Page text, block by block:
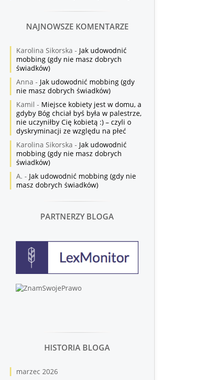
NAJNOWSZE KOMENTARZE
Karolina Sikorska - Jak udowodnić
mobbing (gdy nie masz dobrych
świadków)
Anna - Jak udowodnić mobbing (gdy
nie masz dobrych świadków)
Kamil - Miejsce kobiety jest w domu, a
gdyby Bóg chciał byś była w palestrze,
nie uczyniłby Cię kobietą :) – czyli o
dyskryminacji ze względu na płeć
Karolina Sikorska - Jak udowodnić
mobbing (gdy nie masz dobrych
świadków)
A. - Jak udowodnić mobbing (gdy nie
masz dobrych świadków)
PARTNERZY BLOGA
HISTORIA BLOGA
marzec 2026